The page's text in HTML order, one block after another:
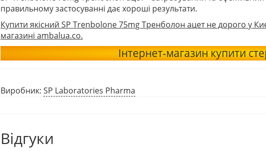
правильному застосуванні дає хороші результати.
Купити якісний SP Trenbolone 75mg Тренболон ацет не дорого у
магазині ambalua.co.
Інтернет-магазин купити
Виробник: SP Laboratories Pharma
Відгуки